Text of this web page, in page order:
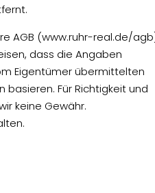
AGB (www.ruhr-real.de/
dass die Angaben
Eigentümer übermittelten
Für Richtigkeit und
keine Gewähr.